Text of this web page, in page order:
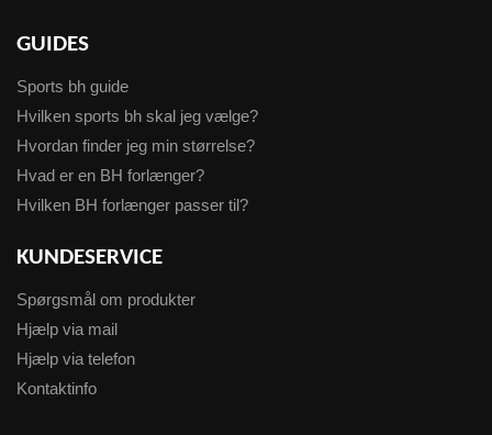
GUIDES
Sports bh guide
Hvilken sports bh skal jeg vælge?
Hvordan finder jeg min størrelse?
Hvad er en BH forlænger?
Hvilken BH forlænger passer til?
KUNDESERVICE
Spørgsmål om produkter
Hjælp via mail
Hjælp via telefon
Kontaktinfo